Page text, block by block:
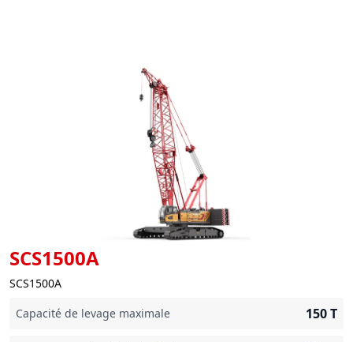
SCS1500A
SCS1500A
Capacité de levage maximale
150T